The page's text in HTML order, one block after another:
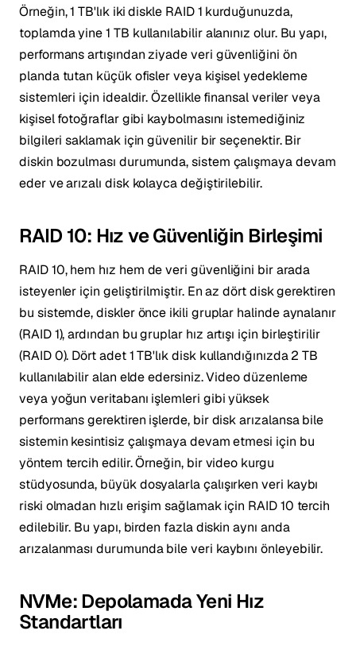
Örneğin, 1 TB'lık iki diskle RAID 1 kurduğunuzda,
toplamda yine 1 TB kullanılabilir alanınız olur. Bu yapı,
performans artışından ziyade veri güvenliğini ön
planda tutan küçük ofisler veya kişisel yedekleme
sistemleri için idealdir. Özellikle finansal veriler veya
kişisel fotoğraflar gibi kaybolmasını istemediğiniz
bilgileri saklamak için güvenilir bir seçenektir. Bir
diskin bozulması durumunda, sistem çalışmaya devam
eder ve arızalı disk kolayca değiştirilebilir.
RAID 10: Hız ve Güvenliğin Birleşimi
RAID 10, hem hız hem de veri güvenliğini bir arada
isteyenler için geliştirilmiştir. En az dört disk gerektiren
bu sistemde, diskler önce ikili gruplar halinde aynalanır
(RAID 1), ardından bu gruplar hız artışı için birleştirilir
(RAID 0). Dört adet 1 TB'lık disk kullandığınızda 2 TB
kullanılabilir alan elde edersiniz. Video düzenleme
veya yoğun veritabanı işlemleri gibi yüksek
performans gerektiren işlerde, bir disk arızalansa bile
sistemin kesintisiz çalışmaya devam etmesi için bu
yöntem tercih edilir. Örneğin, bir video kurgu
stüdyosunda, büyük dosyalarla çalışırken veri kaybı
riski olmadan hızlı erişim sağlamak için RAID 10 tercih
edilebilir. Bu yapı, birden fazla diskin aynı anda
arızalanması durumunda bile veri kaybını önleyebilir.
NVMe: Depolamada Yeni Hız
Standartları